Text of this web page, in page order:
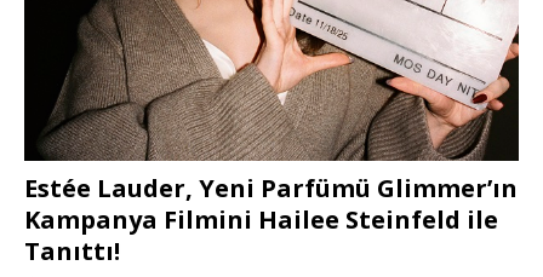
Estée Lauder, Yeni Parfümü Glimmer’ın
Kampanya Filmini Hailee Steinfeld ile
Tanıttı!